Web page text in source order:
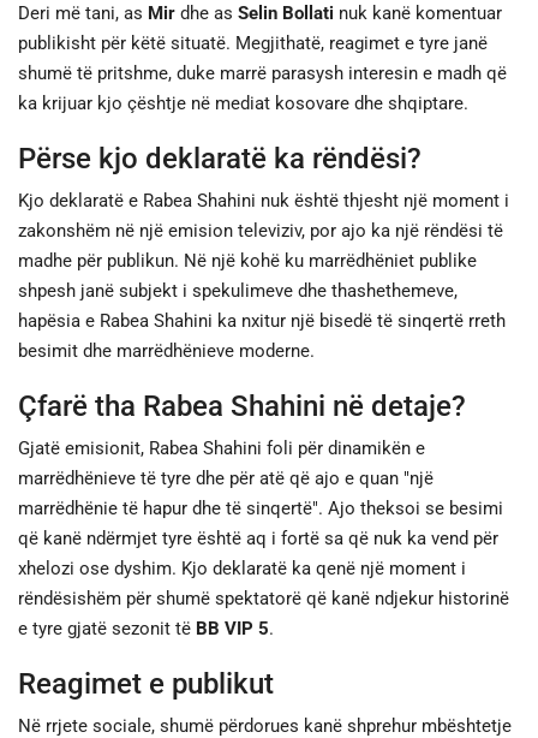
Deri më tani, as Mir dhe as Selin Bollati nuk kanë komentuar
publikisht për këtë situatë. Megjithatë, reagimet e tyre janë
shumë të pritshme, duke marrë parasysh interesin e madh që
ka krijuar kjo çështje në mediat kosovare dhe shqiptare.
Përse kjo deklaratë ka rëndësi?
Kjo deklaratë e Rabea Shahini nuk është thjesht një moment i
zakonshëm në një emision televiziv, por ajo ka një rëndësi të
madhe për publikun. Në një kohë ku marrëdhëniet publike
shpesh janë subjekt i spekulimeve dhe thashethemeve,
hapësia e Rabea Shahini ka nxitur një bisedë të sinqertë rreth
besimit dhe marrëdhënieve moderne.
Çfarë tha Rabea Shahini në detaje?
Gjatë emisionit, Rabea Shahini foli për dinamikën e
marrëdhënieve të tyre dhe për atë që ajo e quan "një
marrëdhënie të hapur dhe të sinqertë". Ajo theksoi se besimi
që kanë ndërmjet tyre është aq i fortë sa që nuk ka vend për
xhelozi ose dyshim. Kjo deklaratë ka qenë një moment i
rëndësishëm për shumë spektatorë që kanë ndjekur historinë
e tyre gjatë sezonit të BB VIP 5.
Reagimet e publikut
Në rrjete sociale, shumë përdorues kanë shprehur mbështetje